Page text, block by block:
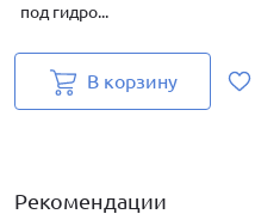
под гидро...
В корзину
Рекомендации